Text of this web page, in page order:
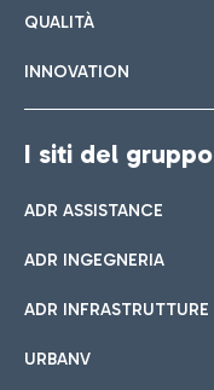
QUALITÀ
INNOVATION
I siti del gruppo
ADR ASSISTANCE
ADR INGEGNERIA
ADR INFRASTRUTTURE
URBANV